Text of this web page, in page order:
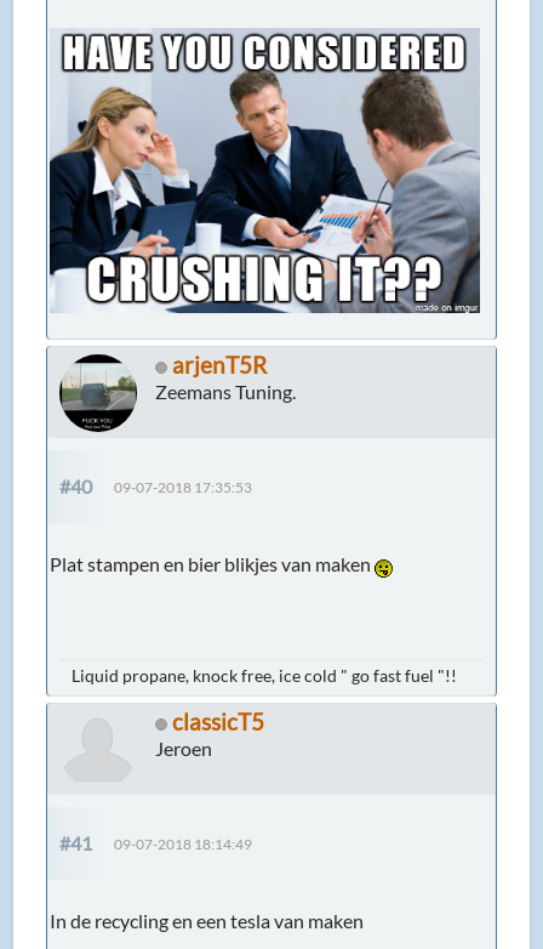
arjenT5R
Zeemans Tuning.
#40 09-07-2018 17:35:53
Plat stampen en bier blikjes van maken
Liquid propane, knock free, ice cold " go fast fuel "!!
classicT5
Jeroen
#41 09-07-2018 18:14:49
In de recycling en een tesla van maken